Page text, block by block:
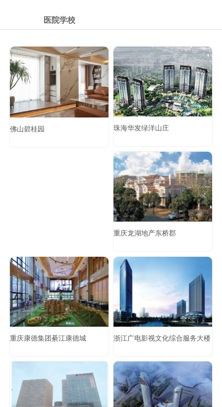
医院学校
佛山碧桂园 珠海华发绿洋山庄
重庆龙湖地产东桥郡
重庆康德集团綦江康德城 浙江广电影视文化综合服务大楼